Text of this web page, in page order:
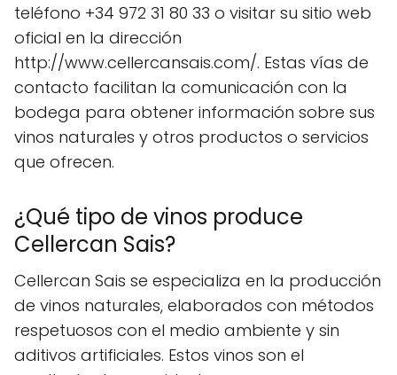
teléfono +34 972 31 80 33 o visitar su sitio web
oficial en la dirección
http://www.cellercansais.com/. Estas vías de
contacto facilitan la comunicación con la
bodega para obtener información sobre sus
vinos naturales y otros productos o servicios
que ofrecen.
¿Qué tipo de vinos produce
Cellercan Sais?
Cellercan Sais se especializa en la producción
de vinos naturales, elaborados con métodos
respetuosos con el medio ambiente y sin
aditivos artificiales. Estos vinos son el